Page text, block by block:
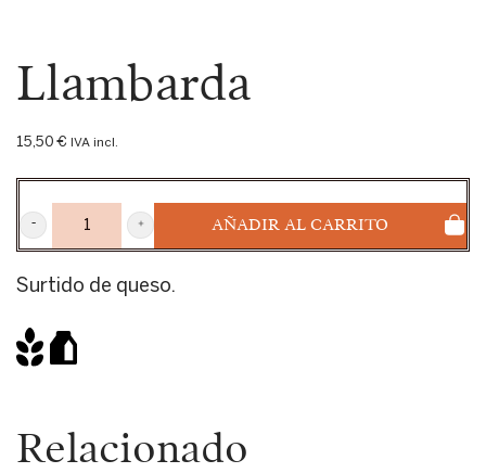
Llambarda
15,50 € IVA incl.
LLAMBARDA
CANTIDAD
AÑADIR AL CARRITO
Surtido de queso.
Relacionado